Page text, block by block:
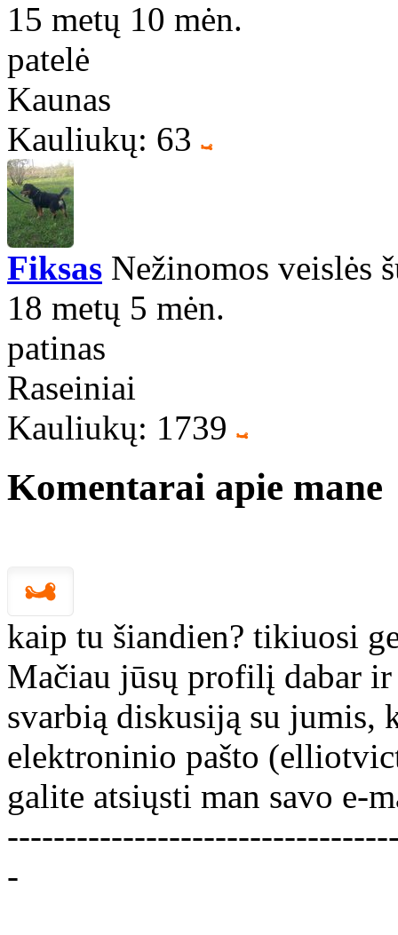
15 metų 10 mėn.
patelė
Kaunas
Kauliukų: 63
Fiksas Nežinomos veislės
18 metų 5 mėn.
patinas
Raseiniai
Kauliukų: 1739
Komentarai apie mane
kaip tu šiandien? tikiuosi
Mačiau jūsų profilį dabar
svarbią diskusiją su jumis,
elektroninio pašto
galite atsiųsti man savo
-